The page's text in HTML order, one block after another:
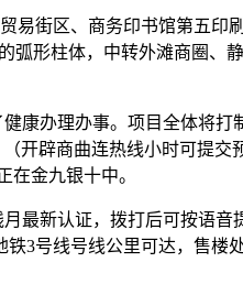
街区、商务印书馆第五印
形柱体，中转外滩商圈、
办理办事。项目全体将
开辟商曲连热线小时可提
在金九银十中。
新认证，拨打后可按语音
3号线号线公里可达，售